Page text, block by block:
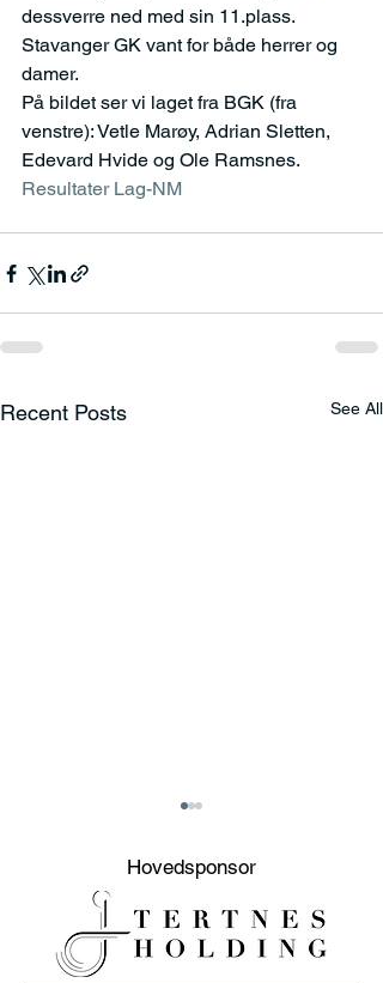
dessverre ned med sin 11.plass.
Stavanger GK vant for både herrer og
damer.
På bildet ser vi laget fra BGK (fra
venstre): Vetle Marøy, Adrian Sletten,
Edevard Hvide og Ole Ramsnes.
Resultater Lag-NM
Recent Posts See All
Hovedsponsor